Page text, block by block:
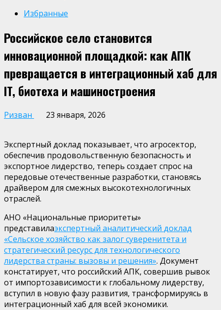
Избранные
Российское село становится
инновационной площадкой: как АПК
превращается в интеграционный хаб для
IT, биотеха и машиностроения
Ризван 23 января, 2026
Экспертный доклад показывает, что агросектор,
обеспечив продовольственную безопасность и
экспортное лидерство, теперь создает спрос на
передовые отечественные разработки, становясь
драйвером для смежных высокотехнологичных
отраслей.
АНО «Национальные приоритеты»
представилаэкспертный аналитический доклад
«Сельское хозяйство как залог суверенитета и
стратегический ресурс для технологического
лидерства страны: вызовы и решения». Документ
констатирует, что российский АПК, совершив рывок
от импортозависимости к глобальному лидерству,
вступил в новую фазу развития, трансформируясь в
интеграционный хаб для всей экономики.